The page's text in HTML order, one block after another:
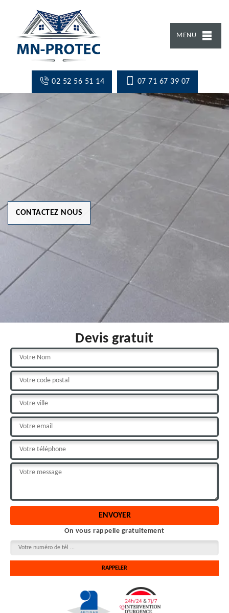
MENU
02 52 56 51 14 07 71 67 39 07
CONTACTEZ NOUS
Devis gratuit
On vous rappelle gratuitement